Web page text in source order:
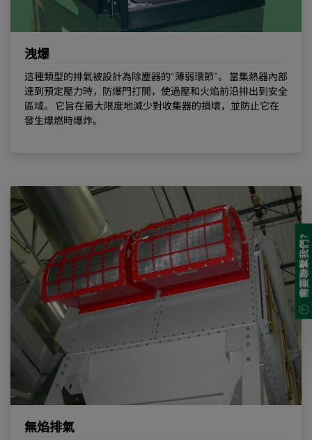
洩爆
這種類型的排氣被設計為除塵器的“薄弱環節”。 當集熱器內部
達到預定壓力時，防爆門打開，使過壓和火焰前沿排出到安全
區域。 它旨在最大限度地減少對收集器的損壞，並防止它在
發生爆燃時爆炸。
無焰排氣
需要聯繫我們?